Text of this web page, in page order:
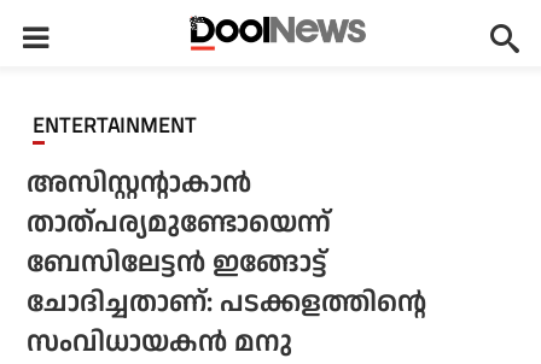
ENTERTAINMENT
അസിസ്റ്റൻ്റാകാൻ
താത്പര്യമുണ്ടോയെന്ന്
ബേസിലേട്ടൻ ഇങ്ങോട്ട്
ചോദിച്ചതാണ്: പടക്കളത്തിൻ്റെ
സംവിധായകൻ മനു